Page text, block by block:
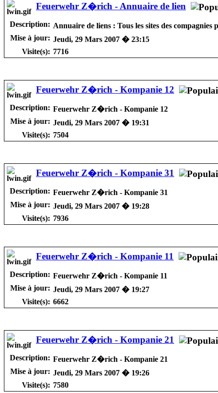
Feuerwehr Z�rich - Annuaire de lien
Description: Annuaire de liens : Tous les sites des
Mise à jour: Jeudi, 29 Mars 2007 � 23:15
Visite(s): 7716
Feuerwehr Z�rich - Kompanie 12
Description: Feuerwehr Z�rich - Kompanie 12
Mise à jour: Jeudi, 29 Mars 2007 � 19:31
Visite(s): 7504
Feuerwehr Z�rich - Kompanie 31
Description: Feuerwehr Z�rich - Kompanie 31
Mise à jour: Jeudi, 29 Mars 2007 � 19:28
Visite(s): 7936
Feuerwehr Z�rich - Kompanie 11
Description: Feuerwehr Z�rich - Kompanie 11
Mise à jour: Jeudi, 29 Mars 2007 � 19:27
Visite(s): 6662
Feuerwehr Z�rich - Kompanie 21
Description: Feuerwehr Z�rich - Kompanie 21
Mise à jour: Jeudi, 29 Mars 2007 � 19:26
Visite(s): 7580